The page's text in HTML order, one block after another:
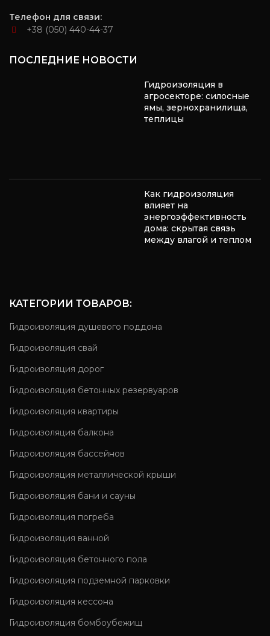
Телефон для связи:
+38 (050) 440-44-37
ПОСЛЕДНИЕ НОВОСТИ
Гидроизоляция в
агросекторе: силосные
ямы, зернохранилища,
теплицы
Как гидроизоляция
влияет на
энергоэффективность
дома: скрытая связь
между влагой и теплом
КАТЕГОРИИ ТОВАРОВ:
Гидроизоляция душевого поддона
Гидроизоляция свай
Гидроизоляция дорог
Гидроизоляция бетонных резервуаров
Гидроизоляция квартиры
Гидроизоляция балкона
Гидроизоляция бассейнов
Гидроизоляция металлической крыши
Гидроизоляция бани и сауны
Гидроизоляция погреба
Гидроизоляция ванной
Гидроизоляция бетонного пола
Гидроизоляция подземной парковки
Гидроизоляция кессона
Гидроизоляция бомбоубежищ